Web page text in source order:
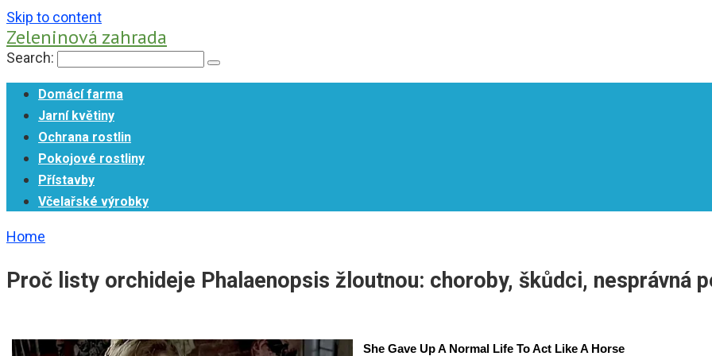
Skip to content
Zeleninová zahrada
Search:
Domácí farma
Jarní květiny
Ochrana rostlin
Pokojové rostliny
Přístavby
Včelařské výrobky
Home
Proč listy orchideje Phalaenopsis žloutnou: choroby, škůdci, nesprávná